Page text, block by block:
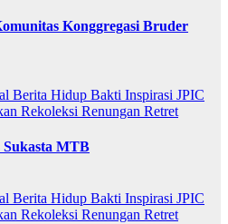
Konggregasi Bruder
Berita Hidup Bakti Inspirasi JPIC
Rekoleksi Renungan Retret
MTB
Berita Hidup Bakti Inspirasi JPIC
Rekoleksi Renungan Retret